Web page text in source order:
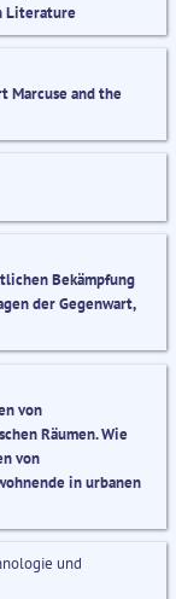
Literature
Marcuse and the
Bekämpfung
der Gegenwart,
von
Räumen. Wie
von
in urbanen
und